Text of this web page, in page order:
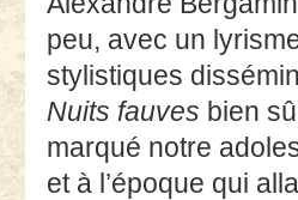
peu, avec un
stylistiques
Nuits fauves bien
marqué notre
et à l’époque qui